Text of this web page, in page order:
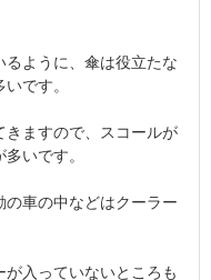
るように、傘は役立たな
です。
きますので、スコールが
いです。
車の中などはクーラー
入っていないところも